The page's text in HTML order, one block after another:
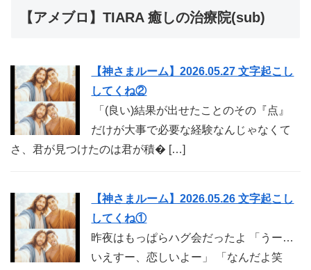
【アメブロ】TIARA 癒しの治療院(sub)
【神さまルーム】2026.05.27 文字起こし
してくね②
「(良い)結果が出せたことのその『点』
だけが大事で必要な経験なんじゃなくて
さ、君が見つけたのは君が積� […]
【神さまルーム】2026.05.26 文字起こし
してくね①
昨夜はもっぱらハグ会だったよ 「うー…
いえすー、恋しいよー」 「なんだよ笑